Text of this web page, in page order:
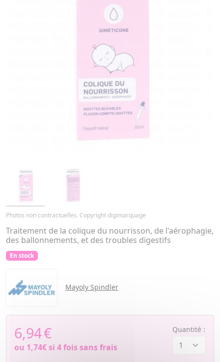
Photos non contractuelles. Copyright digimarquage
Traitement de la colique du nourrisson, de l'aérophagie,
des ballonnements, et des troubles digestifs
En stock
Mayoly Spindler
6,94€
ou 1,74€si 4 fois sans frais
Quantité :